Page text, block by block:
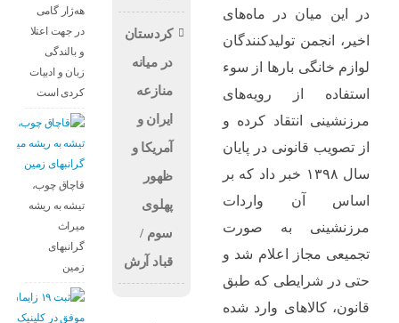
در این میان در ماه‌های
اخیر، انجمن تولیدکنندگان
لوازم خانگی بارها از سوء
استفاده از رویه‌های
مرزنشینی انتقاد کرده و
از تصویب قانونی در پایان
سال ۱۳۹۸ خبر داد که بر
اساس آن واردات
مرزنشینی به صورت
تجمیعی مجاز اعلام شد و
حتی در شرایطی که طبق
قانون، کالاهای وارد شده
کردستان
در میانه
منازعە
ایران و
آمریکا و
ظهور
پهلوی
سوم /
قباد آرش
هه‌ژار گامی
در جهت اعتلا
و بالندگی
زبان و ادبیات
کردی است
قاچاق چوب،
تیشه به ریشه
میراث
گرانبهای
زمین